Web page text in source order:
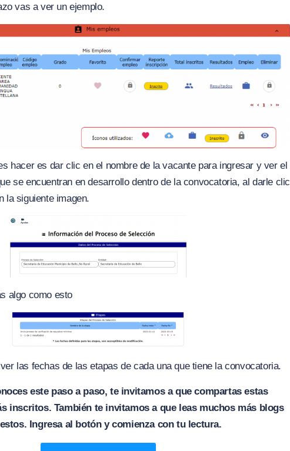
vas a ver un ejemplo.
hacer es dar clic en el nombre de la vacante para ingresar y ver el
se encuentran en desarrollo dentro de la convocatoria, al darle clic
la siguiente imagen.
algo como esto
las fechas de las etapas de cada una que tiene la convocatoria.
este paso a paso, te invitamos a que compartas estas
inscritos. También te invitamos a que leas muchos más blogs
Ingresa al botón y comienza con tu lectura.